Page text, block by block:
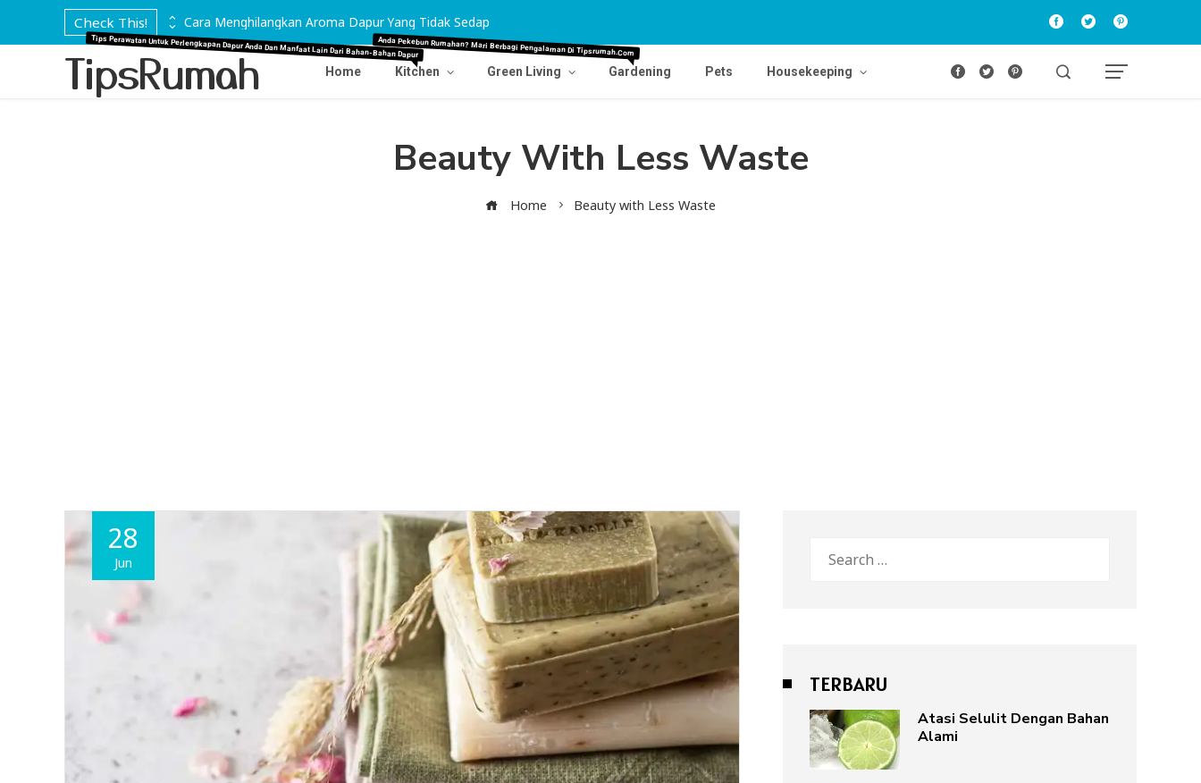
Check This! Cara Menghilangkan Aroma Dapur Yang Tidak Sedap
TipsRumah Home Kitchen
Tips Perawatan Untuk Perlengkapan Dapur Anda Dan Manfaat Lain Dari Bahan-Bahan Dapur
Green Living Gardening
Anda Pekebun Rumahan? Mari Berbagi Pengalaman Di Tipsrumah.com
Pets Housekeeping
Beauty With Less Waste
Home Beauty with Less Waste
28
Jun
for:
TERBARU
Atasi Selulit Dengan Bahan
Alami